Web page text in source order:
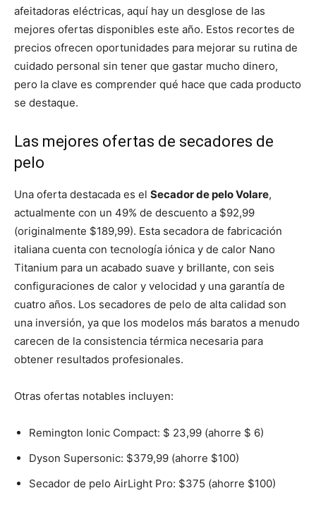
afeitadoras eléctricas, aquí hay un desglose de las
mejores ofertas disponibles este año. Estos recortes de
precios ofrecen oportunidades para mejorar su rutina de
cuidado personal sin tener que gastar mucho dinero,
pero la clave es comprender qué hace que cada producto
se destaque.
Las mejores ofertas de secadores de
pelo
Una oferta destacada es el Secador de pelo Volare,
actualmente con un 49% de descuento a $92,99
(originalmente $189,99). Esta secadora de fabricación
italiana cuenta con tecnología iónica y de calor Nano
Titanium para un acabado suave y brillante, con seis
configuraciones de calor y velocidad y una garantía de
cuatro años. Los secadores de pelo de alta calidad son
una inversión, ya que los modelos más baratos a menudo
carecen de la consistencia térmica necesaria para
obtener resultados profesionales.
Otras ofertas notables incluyen:
Remington Ionic Compact: $ 23,99 (ahorre $ 6)
Dyson Supersonic: $379,99 (ahorre $100)
Secador de pelo AirLight Pro: $375 (ahorre $100)